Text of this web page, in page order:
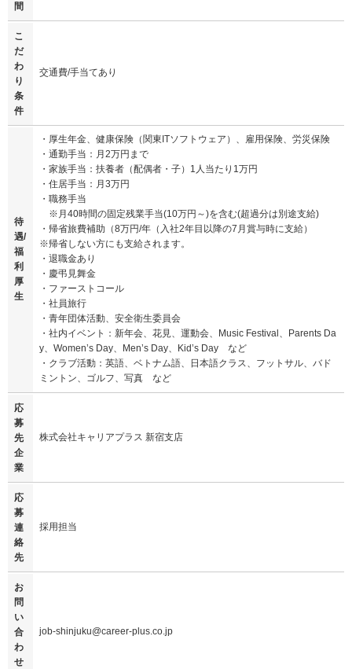
間
こ
だ
わ
り
条
件
交通費/手当てあり
待
遇/
福
利
厚
生
・厚生年金、健康保険（関東ITソフトウェア）、雇用保険、労災保険
・通勤手当：月2万円まで
・家族手当：扶養者（配偶者・子）1人当たり1万円
・住居手当：月3万円
・職務手当
※月40時間の固定残業手当(10万円～)を含む(超過分は別途支給)
・帰省旅費補助（8万円/年（入社2年目以降の7月賞与時に支給）
※帰省しない方にも支給されます。
・退職金あり
・慶弔見舞金
・ファーストコール
・社員旅行
・青年団体活動、安全衛生委員会
・社内イベント：新年会、花見、運動会、Music Festival、Parents Da
y、Women’s Day、Men’s Day、Kid’s Day など
・クラブ活動：英語、ベトナム語、日本語クラス、フットサル、バド
ミントン、ゴルフ、写真 など
応
募
先
企
業
株式会社キャリアプラス 新宿支店
応
募
連
絡
先
採用担当
お
問
い
合
わ
せ
job-shinjuku@career-plus.co.jp